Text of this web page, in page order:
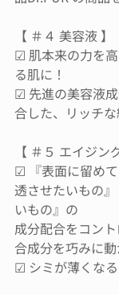
【 ＃４ 美容液 】
☑︎ 肌本来の力を
る肌に！
☑︎ 先進の美容液
合した、リッチ
【 ＃５ エイジン
☑︎ 『表面に留め
透させたいもの
いもの』の
成分配合をコン
合成分を巧みに
☑︎ シミが薄くなる